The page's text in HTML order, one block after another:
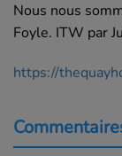
Nous nous
Foyle. ITW par
https://